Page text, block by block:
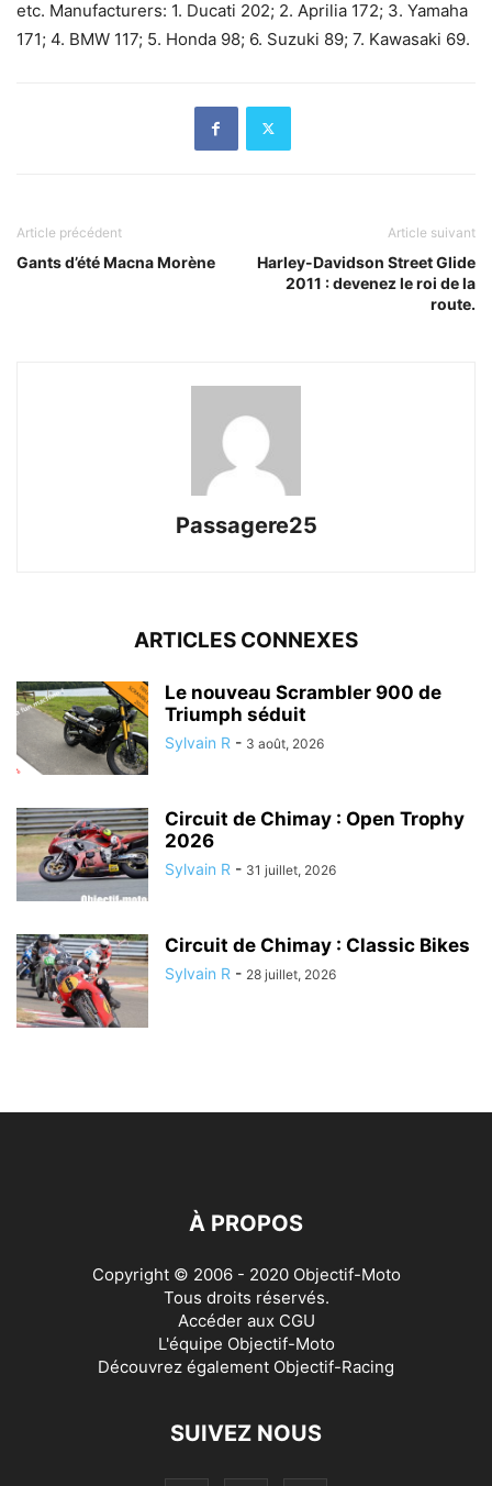
etc. Manufacturers: 1. Ducati 202; 2. Aprilia 172; 3. Yamaha
171; 4. BMW 117; 5. Honda 98; 6. Suzuki 89; 7. Kawasaki 69.
Article précédent
Gants d’été Macna Morène
Article suivant
Harley-Davidson Street Glide
2011 : devenez le roi de la
route.
Passagere25
ARTICLES CONNEXES
Le nouveau Scrambler 900 de
Triumph séduit
Sylvain R - 3 août, 2026
Circuit de Chimay : Open Trophy
2026
Sylvain R - 31 juillet, 2026
Circuit de Chimay : Classic Bikes
Sylvain R - 28 juillet, 2026
À PROPOS
Copyright © 2006 - 2020 Objectif-Moto
Tous droits réservés.
Accéder aux CGU
L'équipe Objectif-Moto
Découvrez également Objectif-Racing
SUIVEZ NOUS